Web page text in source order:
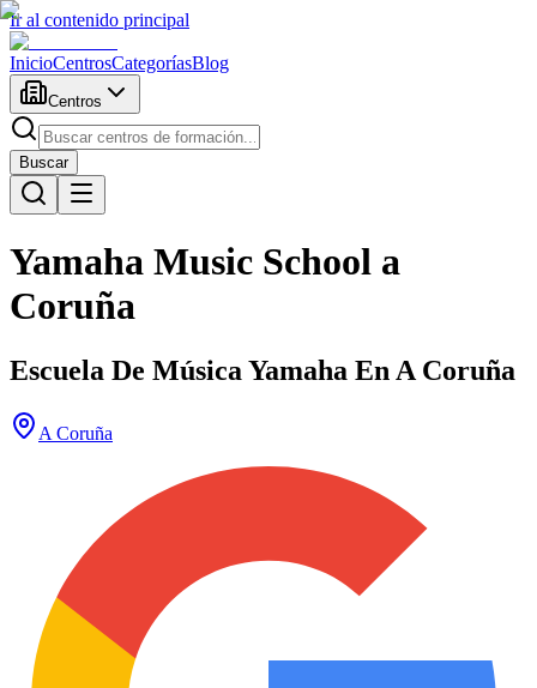
Ir al contenido principal
InicioCentrosCategoríasBlog
Centros
Buscar
Yamaha Music School a
Coruña
Escuela De Música Yamaha En A Coruña
A Coruña